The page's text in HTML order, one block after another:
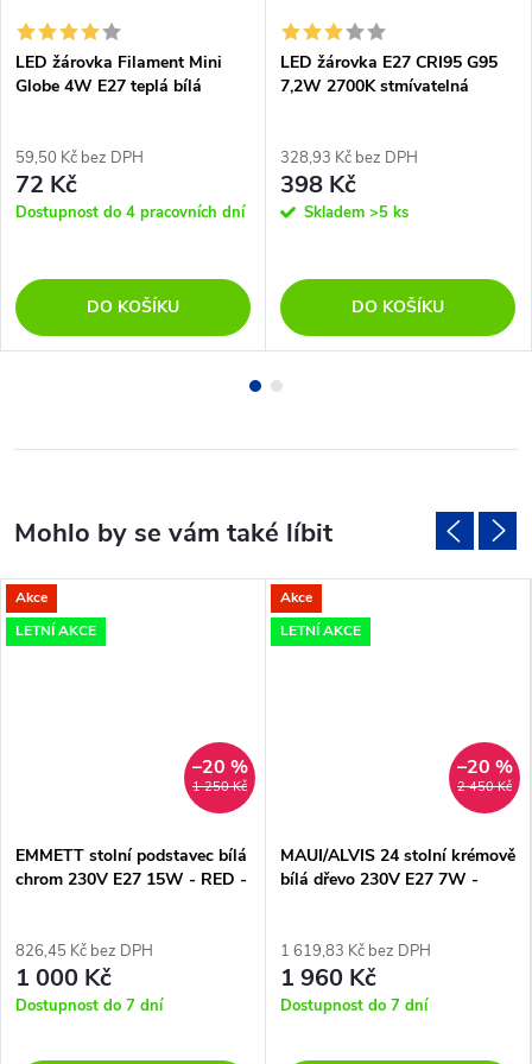
LED žárovka Filament Mini
Globe 4W E27 teplá bílá
59,50 Kč bez DPH
72 Kč
Dostupnost do 4 pracovních dní
DO KOŠÍKU
LED žárovka E27 CRI95 G95
7,2W 2700K stmívatelná
328,93 Kč bez DPH
398 Kč
Skladem >5 ks
DO KOŠÍKU
Akce
LETNÍ AKCE
1 250 Kč
–20 %
EMMETT stolní podstavec bílá
chrom 230V E27 15W - RED -
826,45 Kč bez DPH
1 000 Kč
Dostupnost do 7 dní
Akce
LETNÍ AKCE
2 450 Kč
–20 %
MAUI/ALVIS 24 stolní krémově
bílá dřevo 230V E27 7W -
1 619,83 Kč bez DPH
1 960 Kč
Dostupnost do 7 dní